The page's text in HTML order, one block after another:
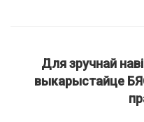
Для зручнай
выкарыстайце